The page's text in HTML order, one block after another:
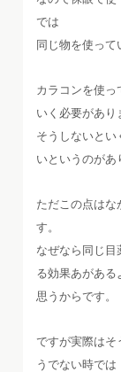
では
同じ物を使って
カラコンを使っ
いく必要があり
そうしないとい
いというのがあ
ただこの点はな
す。
なぜなら同じ
る効果あがある
思うからです。
ですが実際はそ
うでない時では